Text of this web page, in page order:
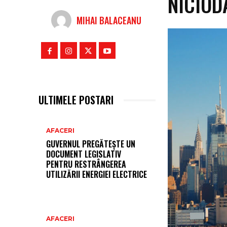
MIHAI BALACEANU
ULTIMELE POSTARI
AFACERI
GUVERNUL PREGĂTEȘTE UN
DOCUMENT LEGISLATIV
PENTRU RESTRÂNGEREA
UTILIZĂRII ENERGIEI ELECTRICE
AFACERI